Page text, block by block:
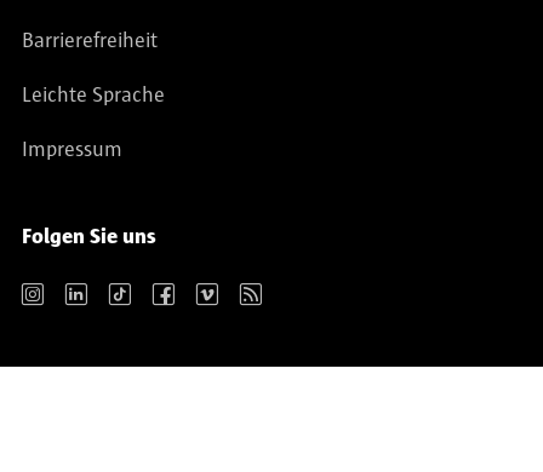
Barrierefreiheit
Leichte Sprache
Impressum
Folgen Sie uns
Instagram LinkedIn TikTok Facebook Vimeo RSS